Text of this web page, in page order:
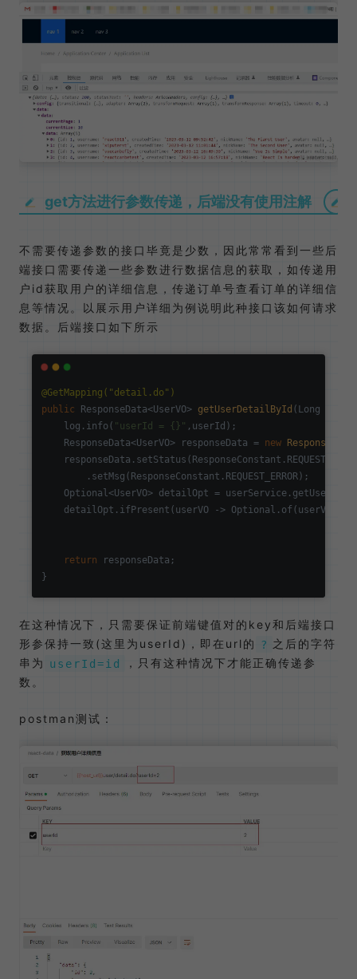
get方法进行参数传递，后端没有使用注解
不需要传递参数的接口毕竟是少数，因此常常看到一些后
端接口需要传递一些参数进行数据信息的获取，如传递用
户id获取用户的详细信息，传递订单号查看订单的详细信
息等情况。以展示用户详细为例说明此种接口该如何请求
数据。后端接口如下所示
@GetMapping("detail.do")
public ResponseData<UserVO> getUserDetailById (Long
log.info( "userId = {}" ,userId);
ResponseData<UserVO> responseData = new ResponseData
.setMsg(ResponseConstant.REQUEST_ERROR);
Optional<UserVO> detailOpt =
detailOpt.ifPresent(userVO ->
return responseData;
在这种情况下，只需要保证前端键值对的key和后端接口
形参保持一致(这里为userId)，即在url的
? 之后的字符
串为
userId=id
，只有这种情况下才能正确传递参
数。
postman测试：